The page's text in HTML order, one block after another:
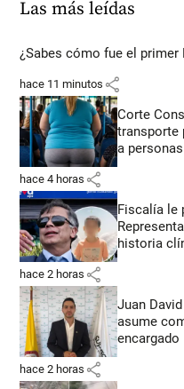
Las más leídas
¿Sabes cómo fue el
hace 11 minutos share
Corte
transporte
a
hace 4 horas share
Fiscalía le
historia
hace 2 horas share
Juan
asume
encargado
hace 2 horas share